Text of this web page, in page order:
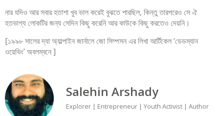
নার যদিও আর সবার হতাশা খুব ভাল করেই বুঝতে পারছিল, কিন্তু তারপরেও সে ঐ
হতভাগ্য লোকটির জন্য সেদিন কিছু করেনি আর কাউকে কিছু করতেও দেয়নি।
[১৯৯৮ সালের দ্যা অ্যাল্পাইন জার্নালে জো সিম্পসন এর লিখা আর্টিকেল ‘ডেডম্যান
ওয়েভিং’ অবলম্বনে ]
Salehin Arshady
Explorer | Entrepreneur | Youth Activist | Author